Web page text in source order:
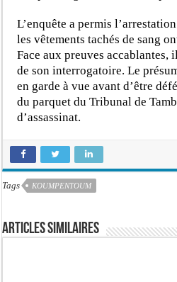
L’enquête a permis
les vêtements tachés de sang
Face aux preuves accablantes,
de son interrogatoire. Le
en garde à vue avant d’être
du parquet du Tribunal de
d’assassinat.
Tags KOUMPENTOUM
Articles similaires